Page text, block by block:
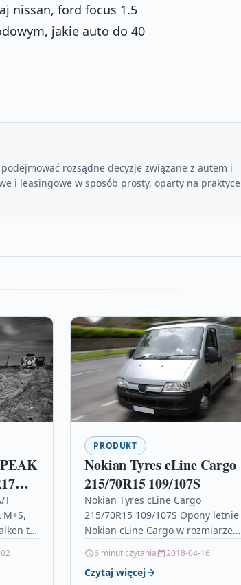
nissan, ford focus 1.5
jakie auto do 40
rozsądne decyzje związane z autem i
i leasingowe w sposób prosty, oparty na praktyce
4×4
T
M+S,
to
PRODUKT
Nokian Tyres cLine Cargo
215/70R15 109/107S
Nokian Tyres cLine Cargo
215/70R15 109/107S Opony letnie
Nokian cLine Cargo w rozmiarze
letnie Nokian cLine Cargo 215/70
R15…
6 minut czytania 2018-04-16
Czytaj więcej